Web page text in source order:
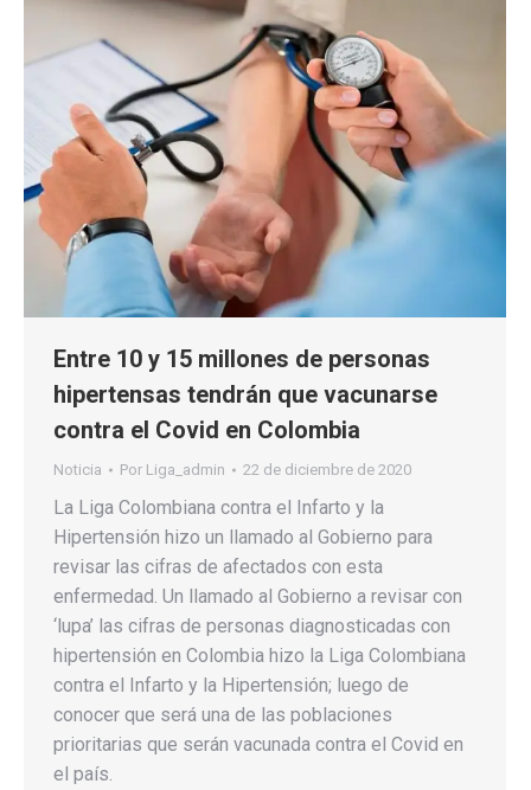
Entre 10 y 15 millones de personas
hipertensas tendrán que vacunarse
contra el Covid en Colombia
Noticia Por Liga_admin 22 de diciembre de 2020
La Liga Colombiana contra el Infarto y la
Hipertensión hizo un llamado al Gobierno para
revisar las cifras de afectados con esta
enfermedad. Un llamado al Gobierno a revisar con
‘lupa’ las cifras de personas diagnosticadas con
hipertensión en Colombia hizo la Liga Colombiana
contra el Infarto y la Hipertensión; luego de
conocer que será una de las poblaciones
prioritarias que serán vacunada contra el Covid en
el país.